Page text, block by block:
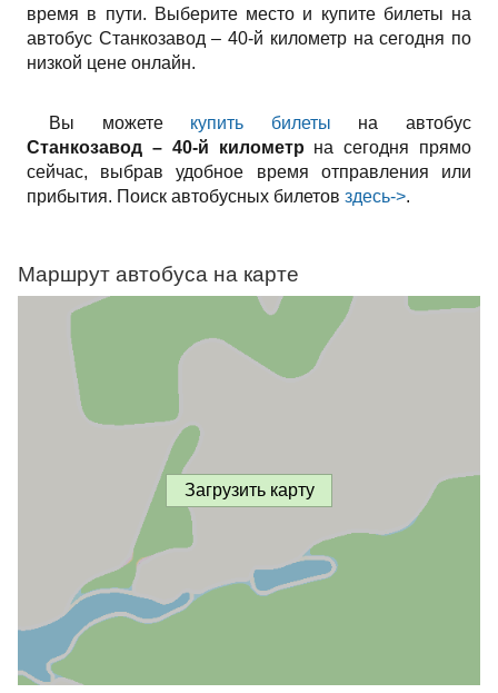
время в пути. Выберите место и купите билеты на
автобус Станкозавод – 40-й километр на сегодня по
низкой цене онлайн.
Вы можете купить билеты на автобус
Станкозавод – 40-й километр на сегодня прямо
сейчас, выбрав удобное время отправления или
прибытия. Поиск автобусных билетов здесь->.
Маршрут автобуса на карте
Загрузить карту